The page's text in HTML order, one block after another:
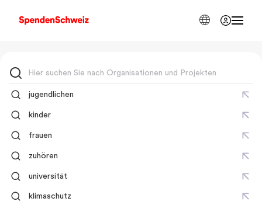
jugendlichen
kinder
frauen
zuhören
universität
klimaschutz
Suchergebnisse
128 Ergebnisse gefunden
Palästina Vereinigte Arabische